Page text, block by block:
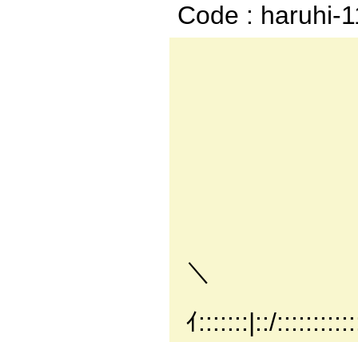
Code : haruhi-
＼
ｲ:::::::|::/